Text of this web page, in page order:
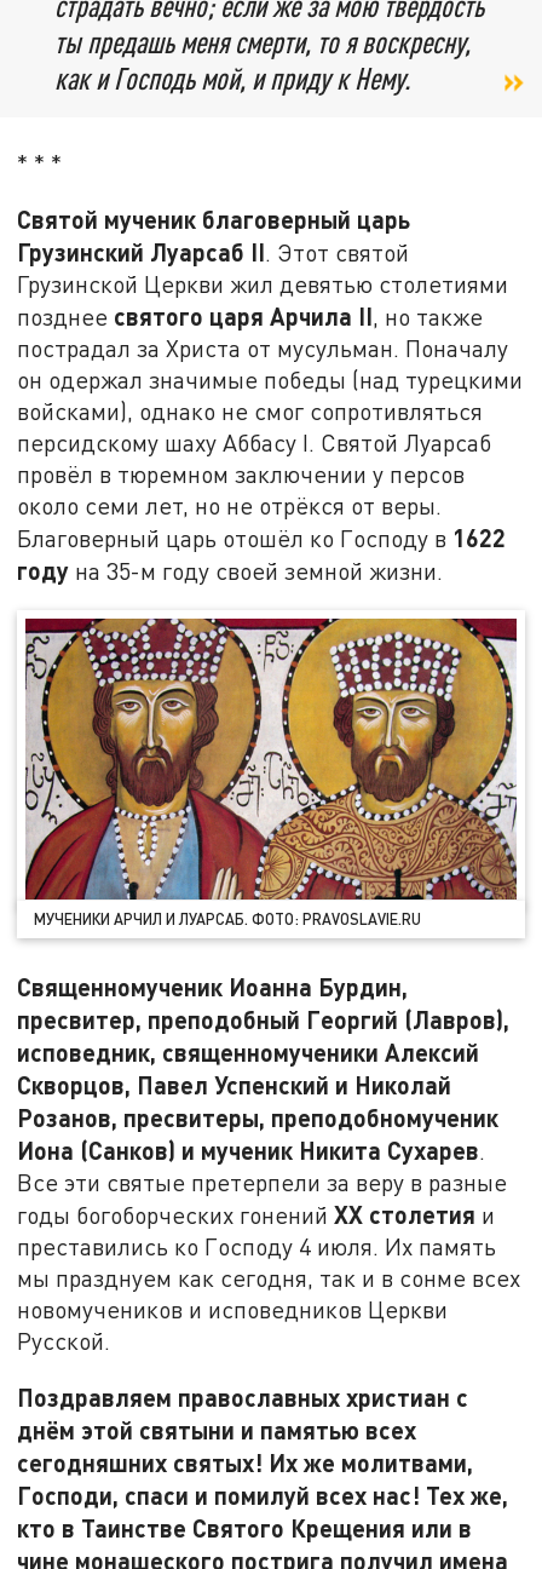
ты предашь меня смерти, то я воскресну,
как и Господь мой, и приду к Нему.
* * *
Святой мученик благоверный царь
Грузинский Луарсаб II. Этот святой
Грузинской Церкви жил девятью столетиями
позднее святого царя Арчила II, но также
пострадал за Христа от мусульман. Поначалу
он одержал значимые победы (над турецкими
войсками), однако не смог сопротивляться
персидскому шаху Аббасу I. Святой Луарсаб
провёл в тюремном заключении у персов
около семи лет, но не отрёкся от веры.
Благоверный царь отошёл ко Господу в 1622
году на 35-м году своей земной жизни.
МУЧЕНИКИ АРЧИЛ И ЛУАРСАБ. ФОТО: PRAVOSLAVIE.RU
Священномученик Иоанна Бурдин,
пресвитер, преподобный Георгий (Лавров),
исповедник, священномученики Алексий
Скворцов, Павел Успенский и Николай
Розанов, пресвитеры, преподобномученик
Иона (Санков) и мученик Никита Сухарев.
Все эти святые претерпели за веру в разные
годы богоборческих гоненийXX столетия и
преставились ко Господу 4 июля. Их память
мы празднуем как сегодня, так и в сонме всех
новомучеников и исповедников Церкви
Русской.
Поздравляем православных христиан с
днём этой святыни и памятью всех
сегодняшних святых! Их же молитвами,
Господи, спаси и помилуй всех нас! Тех же,
кто в Таинстве Святого Крещения или в
чине монашеского пострига получил имена